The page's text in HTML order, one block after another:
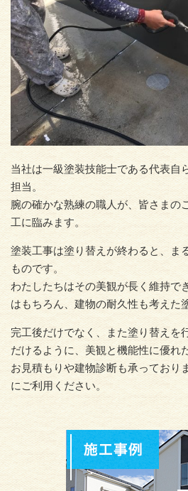
当社は一級塗装技能士である代表自
担当。
腕の確かな熟練の職人が、皆さまの
工に臨みます。
塗装工事は塗り替えが終わると、ま
ものです。
わたしたちはその美観が長く維持で
はもちろん、建物の耐久性も考えた
完工後だけでなく、また塗り替えを
だけるように、美観と機能性に優れ
お見積もりや建物診断も承っており
にご利用ください。